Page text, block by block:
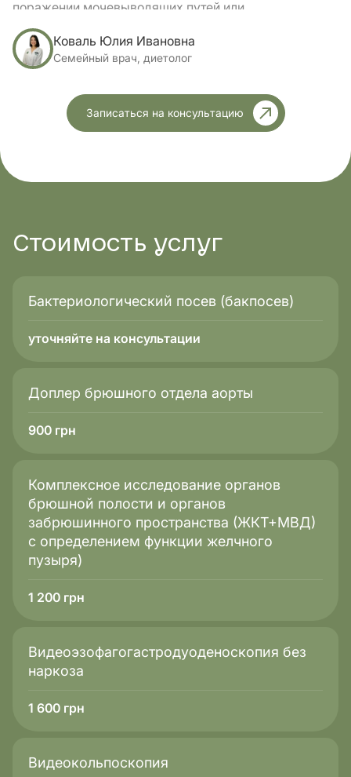
поражении мочевыводящих путей или
урогенитального тракта часто есть жжение, боль
при мочеиспускании, выделения или неприятный
запах. Если речь идет о ЛОР-органах, пациенты
глаз. В более общих случаях, когда процесс имеет
системный характер, возможно повышение
температуры.
Коваль Юлия Ивановна
Семейный врач, диетолог
Записаться на консультацию
Стоимость услуг
Бактериологический посев (бакпосев)
уточняйте на консультации
Доплер брюшного отдела аорты
900 грн
Комплексное исследование органов
брюшной полости и органов
забрюшинного пространства (ЖКТ+МВД)
с определением функции желчного
пузыря)
1 200 грн
Видеоэзофагогастродуоденоскопия без
наркоза
1 600 грн
Видеокольпоскопия